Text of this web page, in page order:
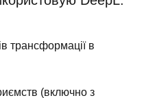
трансформації в
(включно з